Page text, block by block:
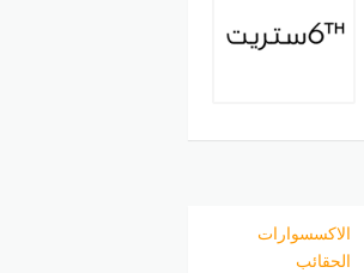
الاكسسوارات
الحقائب